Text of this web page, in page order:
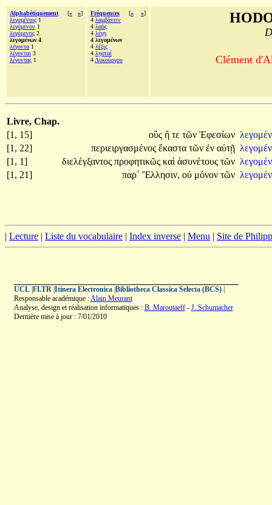
Alphabétiquement [« »]
λεγομένοις 1
λεγόμενον 1
λεγόμενος 2
λεγομένων 4
λέγοντα 1
λέγονται 3
λέγοντας 1
Fréquences [« »]
4 λαμβάνειν
4 λαὸς
4 λέγῃ
4 λεγομένων
4 λέξις
4 λῃσταί
4 Λυκούργου Clément
Livre, Chap.
[1, 15]
οὓς ἥ τε τῶν Ἐφεσίων
[1, 22]
περιειργασμένος ἕκαστα τῶν ἐν αὐτῇ
[1, 1]
διελέγξαντος προφητικῶς καὶ ἀσυνέτους τῶν
[1, 21]
παρ´ Ἕλλησιν, οὐ μόνον τῶν
| Lecture | Liste du vocabulaire | Index inverse | Menu | Site de
UCL| FLTR| Itinera Electronica| Bibliotheca Classica Selecta (BCS)|
Responsable académique :Alain Meurant
Analyse, design et réalisation informatiques : B. Maroutaeff- J. Schumacher
Dernière mise à jour : 7/01/2010